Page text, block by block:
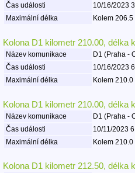
Čas události
10/16/2023
Maximální délka
Kolem
Kolona D1 kilometr 210.00, délka
Název komunikace
D1 (Praha -
Čas události
10/16/2023
Maximální délka
Kolem
Kolona D1 kilometr 210.00, délka
Název komunikace
D1 (Praha -
Čas události
10/11/2023
Maximální délka
Kolem
Kolona D1 kilometr 212.50, délka